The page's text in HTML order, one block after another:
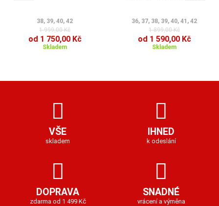
38, 39, 40, 42
1 999,00 Kč
od 1 750,00 Kč
Skladem
36, 37, 38, 39, 40, 41, 42
1 899,00 Kč
od 1 590,00 Kč
Skladem
VŠE
skladem
IHNED
k odeslání
DOPRAVA
zdarma od 1 499 Kč
SNADNÉ
vrácení a výměna